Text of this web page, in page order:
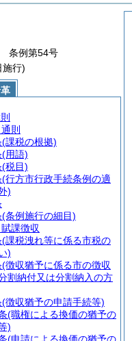
条例第54号
施行)
通則
(課税の根拠)
(用語)
(税目)
(行方市行政手続条例の適
)
(条例施行の細目)
賦課徴収
(課税洩れ等に係る市税の
)
(徴収猶予に係る市の徴収
割納付又は分割納入の方
(徴収猶予の申請手続等)
(職権による換価の猶予の
)